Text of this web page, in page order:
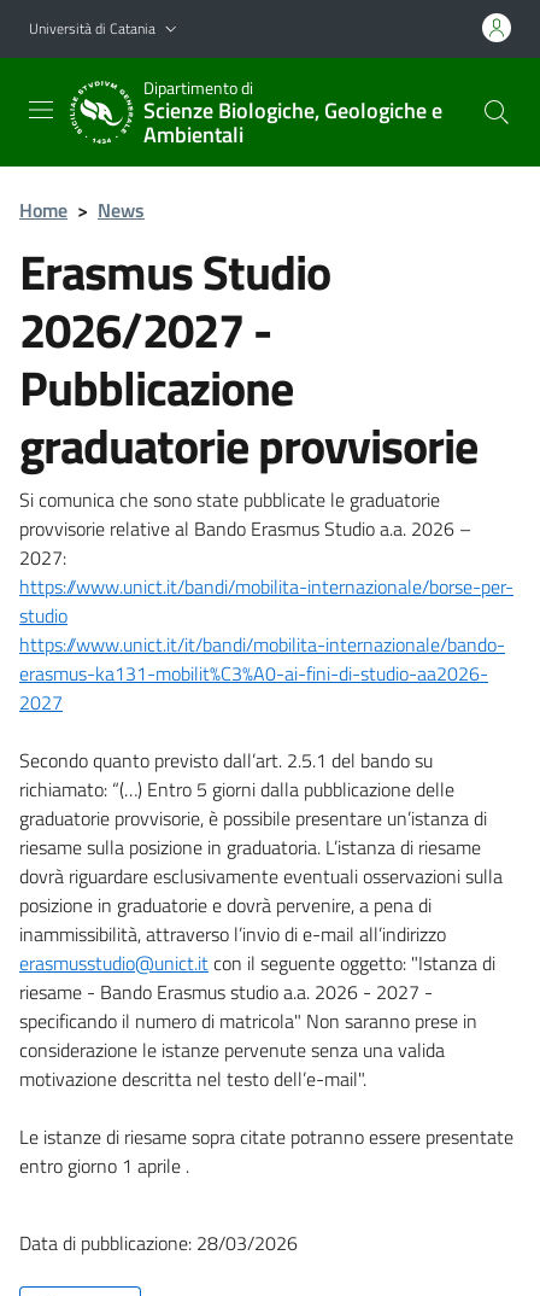
Vai al contenuto principale
Vai al menu di navigazione
Università di Catania
Dipartimento di
Scienze Biologiche, Geologiche e
Ambientali
Home > News
Erasmus Studio
2026/2027 -
Pubblicazione
graduatorie provvisorie
Si comunica che sono state pubblicate le graduatorie
provvisorie relative al Bando Erasmus Studio a.a. 2026 –
2027:
https://www.unict.it/bandi/mobilita-internazionale/borse-per-
studio
https://www.unict.it/it/bandi/mobilita-internazionale/bando-
erasmus-ka131-mobilit%C3%A0-ai-fini-di-studio-aa2026-
2027
Secondo quanto previsto dall’art. 2.5.1 del bando su
richiamato: “(…) Entro 5 giorni dalla pubblicazione delle
graduatorie provvisorie, è possibile presentare un’istanza di
riesame sulla posizione in graduatoria. L’istanza di riesame
dovrà riguardare esclusivamente eventuali osservazioni sulla
posizione in graduatorie e dovrà pervenire, a pena di
inammissibilità, attraverso l’invio di e-mail all’indirizzo
erasmusstudio@unict.itcon il seguente oggetto: "Istanza di
riesame - Bando Erasmus studio a.a. 2026 - 2027 -
specificando il numero di matricola" Non saranno prese in
considerazione le istanze pervenute senza una valida
motivazione descritta nel testo dell’e-mail".
Le istanze di riesame sopra citate potranno essere presentate
entro giorno 1 aprile .
Data di pubblicazione: 28/03/2026